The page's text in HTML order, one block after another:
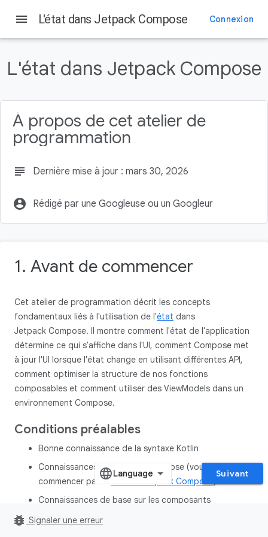
1. Avant de commencer
Conditions préalables
Ce dont vous avez besoin
Objectifs de l'atelier
menu L'état dans Jetpack Compose Connexion
L'état dans Jetpack Compose
À propos de cet atelier de
programmation
subject Dernière mise à jour : mars 30, 2026
account_circle Rédigé par une Googleuse ou un Googleur
1. Avant de commencer
Cet atelier de programmation décrit les concepts
fondamentaux liés à l'utilisation de l'état dans
Jetpack Compose. Il montre comment l'état de l'application
détermine ce qui s'affiche dans l'UI, comment Compose met
à jour l'UI lorsque l'état change en utilisant différentes API,
comment optimiser la structure de nos fonctions
composables et comment utiliser des ViewModels dans un
environnement Compose.
Conditions préalables
Bonne connaissance de la syntaxe Kotlin
Connaissances de base de Compose (vous pouvez
commencer par le tutoriel Jetpack Compose
Connaissances de base sur les composants
d'architecture
Suivant
bug_report Signaler une erreur